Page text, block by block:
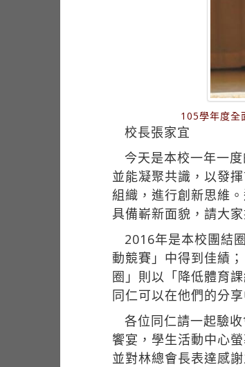
105學年度全
校長張家宜
今天是本校一年一
並能凝聚共識，以發
組織，進行創新思維
具備嶄新面貌，請大家
2016年是本校團結
動競賽」中得到佳績
圈」則以「降低體育
同仁可以在他們的分
各位同仁請一起驗
饗宴，學生活動中心
並對林總會長表達感謝